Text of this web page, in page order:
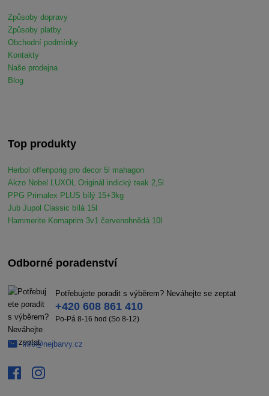
Způsoby dopravy
Způsoby platby
Obchodní podmínky
Kontakty
Naše prodejna
Blog
Top produkty
Herbol offenporig pro decor 5l mahagon
Akzo Nobel LUXOL Originál indický teak 2,5l
PPG Primalex PLUS bílý 15+3kg
Jub Jupol Classic bílá 15l
Hammerite Komaprim 3v1 červenohnědá 10l
Odborné poradenství
Potřebujete poradit s výběrem? Neváhejte se zeptat
+420 608 861 410
Po-Pá 8-16 hod (So 8-12)
info@nejbarvy.cz